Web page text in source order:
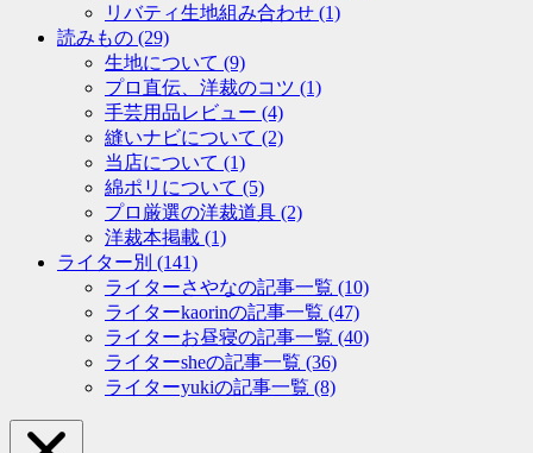
リバティ生地組み合わせ (1)
読みもの (29)
生地について (9)
プロ直伝、洋裁のコツ (1)
手芸用品レビュー (4)
縫いナビについて (2)
当店について (1)
綿ポリについて (5)
プロ厳選の洋裁道具 (2)
洋裁本掲載 (1)
ライター別 (141)
ライターさやなの記事一覧 (10)
ライターkaorinの記事一覧 (47)
ライターお昼寝の記事一覧 (40)
ライターsheの記事一覧 (36)
ライターyukiの記事一覧 (8)